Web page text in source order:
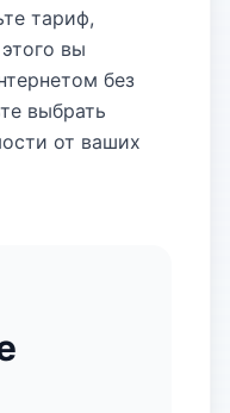
тариф,
вы
без
выбрать
от ваших